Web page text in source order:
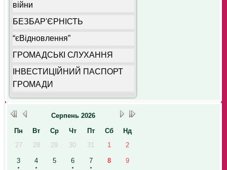
війни
БЕЗБАР'ЄРНІСТЬ
“єВідновлення”
ГРОМАДСЬКІ СЛУХАННЯ
ІНВЕСТИЦІЙНИЙ ПАСПОРТ
ГРОМАДИ
Серпень 2026
Пн
Вт Ср Чт Пт Сб
Нд
27
28 29 30 31 1 2
3 4 5 6 7 8 9